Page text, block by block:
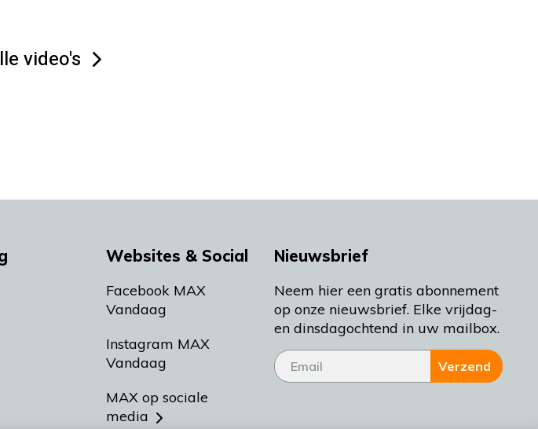
video's
Websites & Social
Facebook MAX
Vandaag
Instagram MAX
Vandaag
MAX op sociale
media
Nieuwsbrief
Neem hier een gratis abonnement
op onze nieuwsbrief. Elke vrijdag-
en dinsdagochtend in uw mailbox.
Verzend